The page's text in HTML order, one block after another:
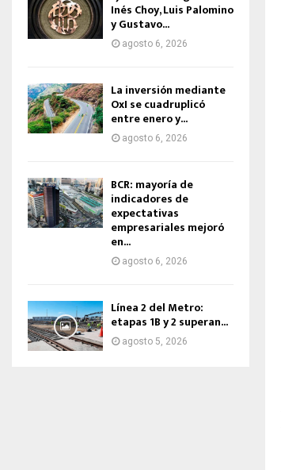
Inés Choy, Luis Palomino
y Gustavo...
agosto 6, 2026
La inversión mediante
OxI se cuadruplicó
entre enero y...
agosto 6, 2026
BCR: mayoría de
indicadores de
expectativas
empresariales mejoró
en...
agosto 6, 2026
Línea 2 del Metro:
etapas 1B y 2 superan...
agosto 5, 2026